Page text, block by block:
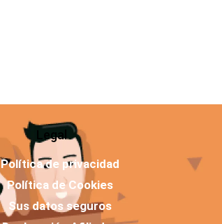
Legal
Política de privacidad
Política de Cookies
Sus datos seguros